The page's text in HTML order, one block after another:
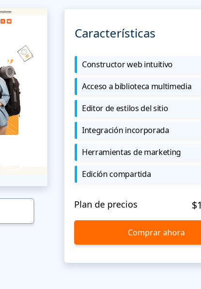
Características
Constructor web intuitivo
Acceso a biblioteca multimedia
Editor de estilos del sitio
Integración incorporada
Herramientas de marketing
Edición compartida
Plan de precios
Comprar ahora